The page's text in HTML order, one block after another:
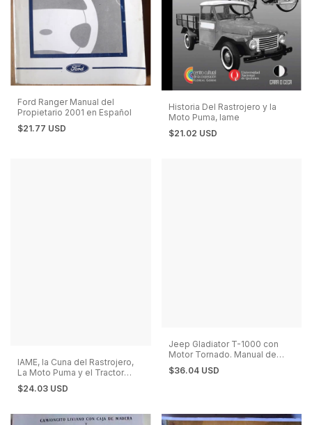
Ford Ranger Manual del
Propietario 2001 en Español
$21.77 USD
Historia Del Rastrojero y la
Moto Puma, Iame
$21.02 USD
IAME, la Cuna del Rastrojero,
La Moto Puma y el Tractor
Pampa
$24.03 USD
Jeep Gladiator T-1000 con
Motor Tornado. Manual de
Reparaciones.
$36.04 USD